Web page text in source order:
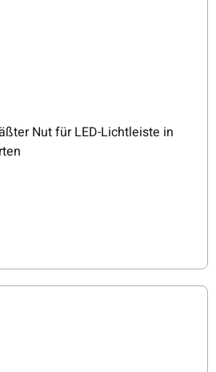
Nut für LED-Lichtleiste in